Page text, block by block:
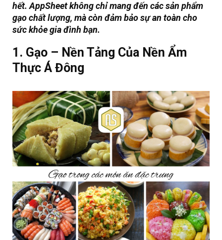
hết. AppSheet không chỉ mang đến các sản phẩm
gạochất lượng, mà còn đảm bảo sựan toàn cho
sức khỏe gia đình bạn.
1. Gạo – Nền Tảng Của Nền Ẩm
Thực Á Đông